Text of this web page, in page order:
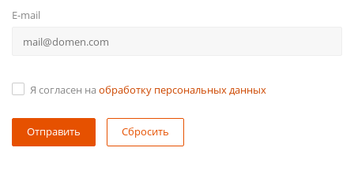
E-mail
Я согласен на обработку персональных данных
Сбросить